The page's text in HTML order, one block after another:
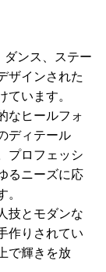
ンス、ステー
ザインされた
ています。
なヒールフォ
ディテール
プロフェッシ
るニーズに応
。
技とモダンな
作りされてい
で輝きを放